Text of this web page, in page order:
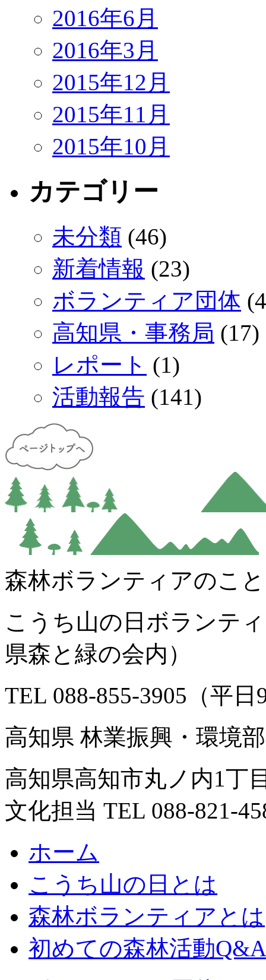
2016年6月
2016年3月
2015年12月
2015年11月
2015年10月
カテゴリー
未分類 (46)
新着情報 (23)
ボランティア団体
高知県・事務局 (17)
レポート (1)
活動報告 (141)
森林ボランティアのこ
こうち山の日ボランテ
県森と緑の会内）
TEL 088-855-3905（平日
高知県 林業振興・環境
高知県高知市丸ノ内1丁
文化担当 TEL 088-821-
ホーム
こうち山の日とは
森林ボランティアとは
初めての森林活動Q&A